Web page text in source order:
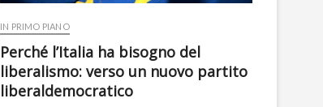
IN PRIMO PIANO
Perché l’Italia ha bisogno del
liberalismo: verso un nuovo partito
liberaldemocratico